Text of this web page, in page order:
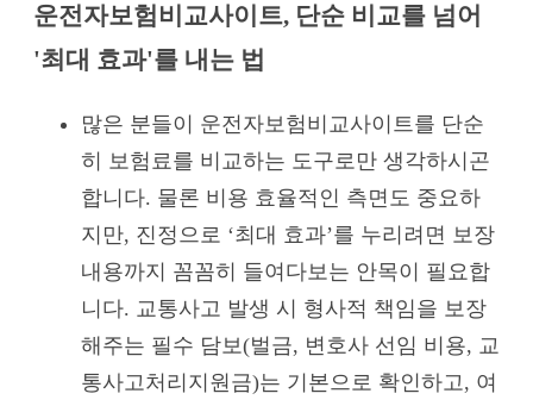
운전자보험비교사이트, 단순 비교를 넘어
'최대 효과'를 내는 법
많은 분들이 운전자보험비교사이트를 단순
히 보험료를 비교하는 도구로만 생각하시곤
합니다. 물론 비용 효율적인 측면도 중요하
지만, 진정으로 ‘최대 효과’를 누리려면 보장
내용까지 꼼꼼히 들여다보는 안목이 필요합
니다. 교통사고 발생 시 형사적 책임을 보장
해주는 필수 담보(벌금, 변호사 선임 비용, 교
통사고처리지원금)는 기본으로 확인하고, 여